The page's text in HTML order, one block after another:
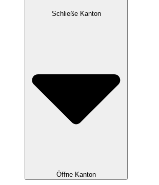
Schließe Kanton
Öffne Kanton